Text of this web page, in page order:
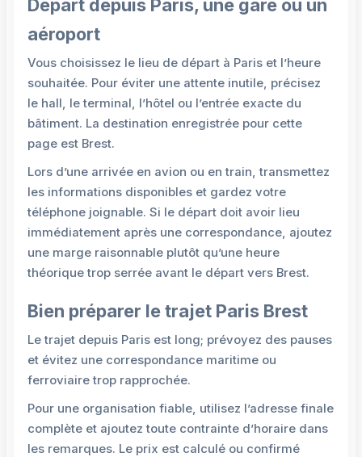
Départ depuis Paris, une gare ou un
aéroport
Vous choisissez le lieu de départ à Paris et l’heure
souhaitée. Pour éviter une attente inutile, précisez
le hall, le terminal, l’hôtel ou l’entrée exacte du
bâtiment. La destination enregistrée pour cette
page est Brest.
Lors d’une arrivée en avion ou en train, transmettez
les informations disponibles et gardez votre
téléphone joignable. Si le départ doit avoir lieu
immédiatement après une correspondance, ajoutez
une marge raisonnable plutôt qu’une heure
théorique trop serrée avant le départ vers Brest.
Bien préparer le trajet Paris Brest
Le trajet depuis Paris est long; prévoyez des pauses
et évitez une correspondance maritime ou
ferroviaire trop rapprochée.
Pour une organisation fiable, utilisez l’adresse finale
complète et ajoutez toute contrainte d’horaire dans
les remarques. Le prix est calculé ou confirmé